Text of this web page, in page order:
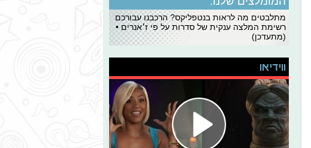
מתלבטים מה לראות בנטפליקס? הרכבנו עבורכם
רשימת המלצה ענקית של סדרות על פי ז׳אנרים •
(מתעדכן)
ווידיאו